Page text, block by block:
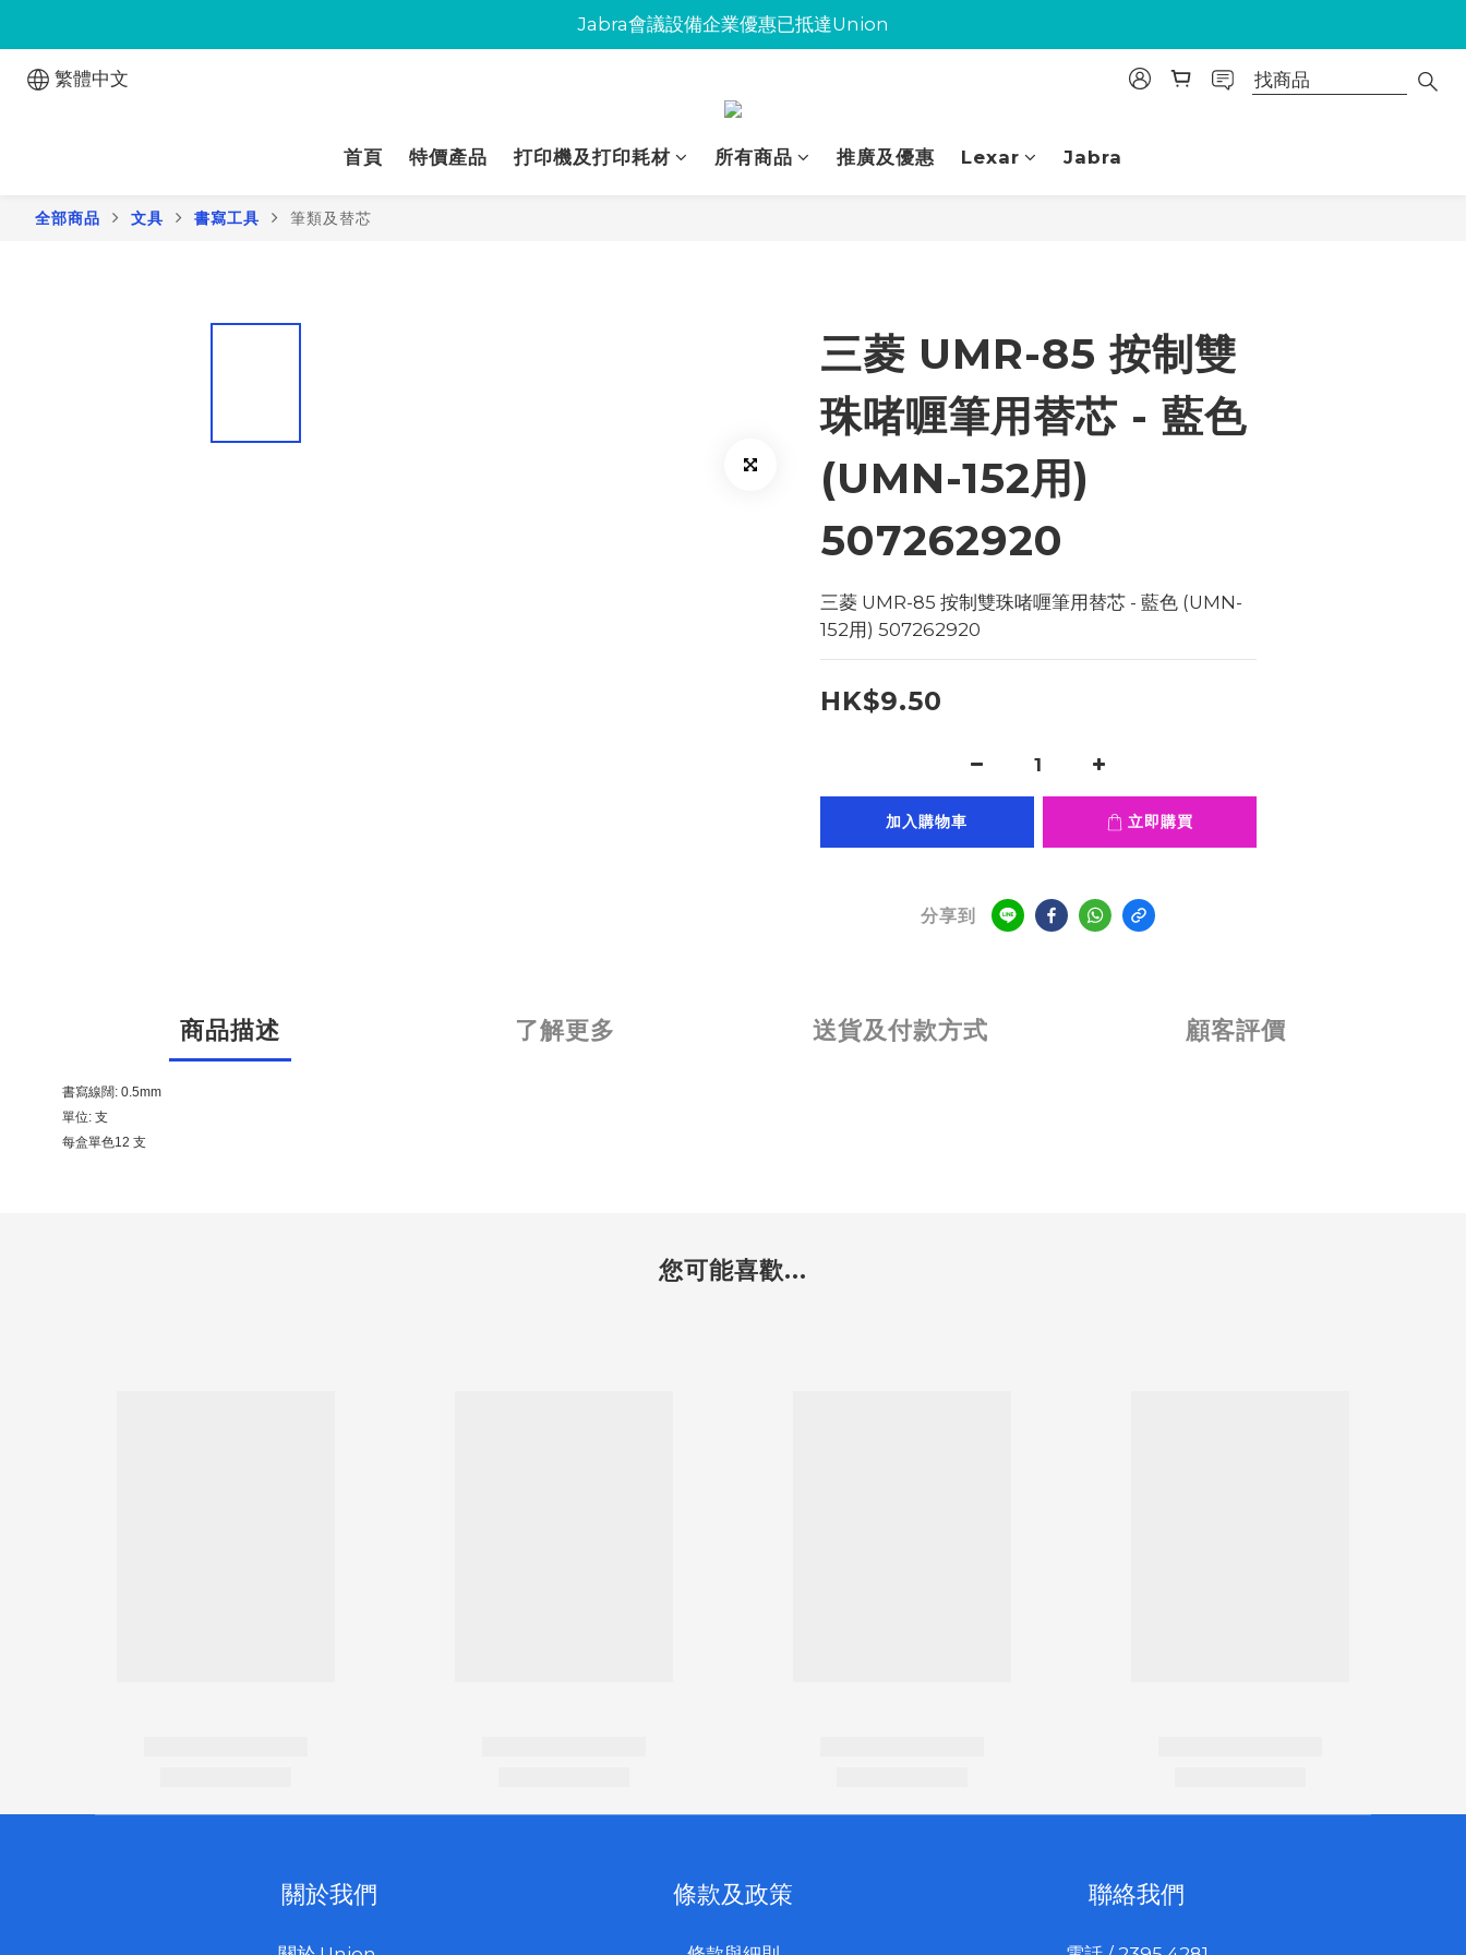
Jabra會議設備企業優惠已抵達Union
Jabra會議設備企業優惠已抵達Union
Jabra會議設備企業優惠已抵達Union
繁體中文
首頁 特價產品 打印機及打印耗材 所有商品 推廣及優惠 Lexar Jabra
全部商品 文具 書寫工具 筆類及替芯
三菱 UMR-85 按制雙
珠啫喱筆用替芯 - 藍色
(UMN-152用)
507262920
三菱 UMR-85 按制雙珠啫喱筆用替芯 - 藍色 (UMN-
152用) 507262920
HK$9.50
加入購物車 立即購買
分享到
商品描述 了解更多 送貨及付款方式 顧客評價
書寫線闊: 0.5mm
單位: 支
每盒單色12 支
您可能喜歡...
關於我們 條款及政策 聯絡我們